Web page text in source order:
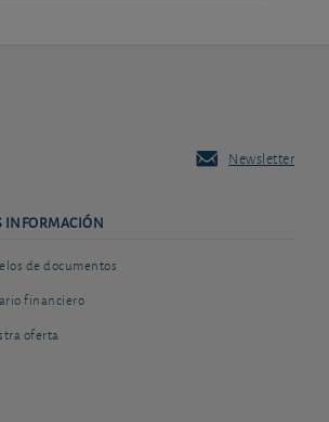
Newsletter
INFORMACIÓN
de documentos
financiero
oferta